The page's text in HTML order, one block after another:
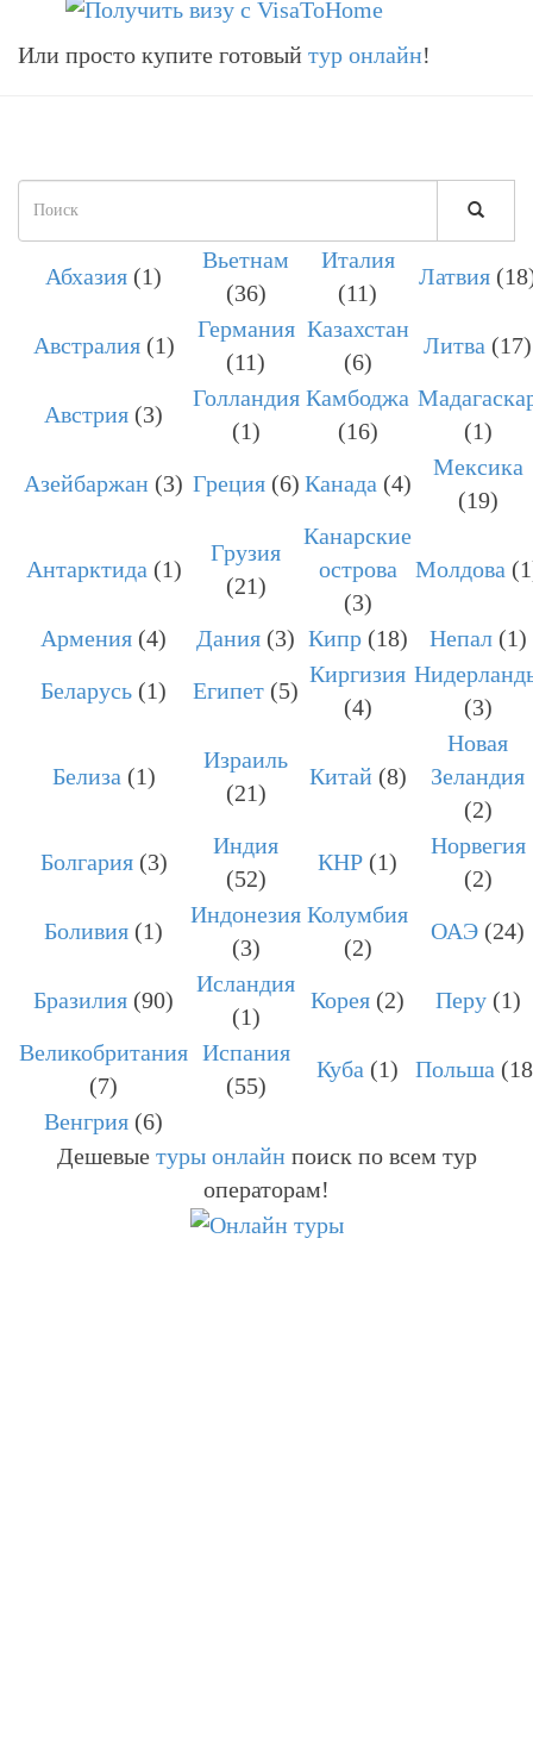
Или просто купите готовый тур онлайн!
Форма
поиска
ПОИСК
Абхазия (1)
Вьетнам
(36)
Италия
(11)
Латвия
Австралия (1)
Германия
(11)
Казахстан
(6)
Литва (17)
Австрия (3)
Голландия
(1)
Камбоджа
(16)
(1)
Азейбаржан (3) Греция (6) Канада (4)
Мексика
(19)
Антарктида (1)
Грузия
(21)
Канарские
острова
(3)
Молдова
Армения (4) Дания (3) Кипр (18) Непал (1)
Беларусь (1) Египет (5)
Киргизия
(4)
(3)
Белиза (1)
Израиль
(21)
Китай (8)
Новая
Зеландия
(2)
Болгария (3)
Индия
(52)
КНР (1)
Норвегия
(2)
Боливия (1)
Индонезия
(3)
Колумбия
(2)
ОАЭ (24)
Бразилия (90)
Исландия
(1)
Корея (2) Перу (1)
Великобритания
(7)
Испания
(55)
Куба (1) Польша
Венгрия (6)
Дешевые туры онлайн поиск по всем тур
операторам!